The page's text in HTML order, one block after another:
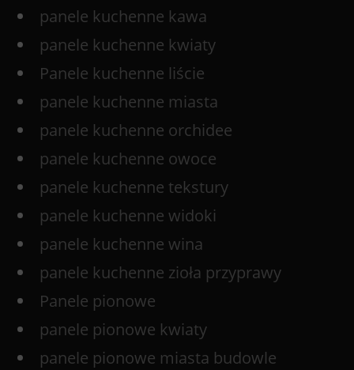
panele kuchenne kawa
panele kuchenne kwiaty
Panele kuchenne liście
panele kuchenne miasta
panele kuchenne orchidee
panele kuchenne owoce
panele kuchenne tekstury
panele kuchenne widoki
panele kuchenne wina
panele kuchenne zioła przyprawy
Panele pionowe
panele pionowe kwiaty
panele pionowe miasta budowle